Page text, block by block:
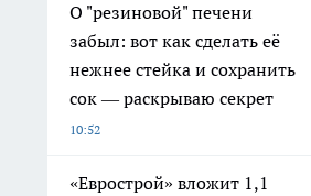
О "резиновой" печени
забыл: вот как сделать её
нежнее стейка и сохранить
сок — раскрываю секрет
10:52
«Еврострой» вложит 1,1